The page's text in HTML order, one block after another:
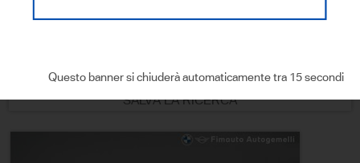
Questo banner si chiuderà automaticamente tra 14 secondi
Ricerca testuale
Ricerca avanzata
SALVA LA RICERCA